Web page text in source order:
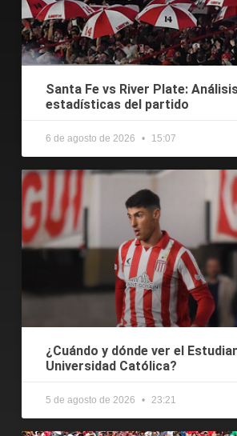
Santa Fe vs River Plate:
estadísticas del partido
6 de agosto de 2026 15:07
¿Cuándo y dónde ver el
Universidad Católica?
5 de agosto de 2026 23:21